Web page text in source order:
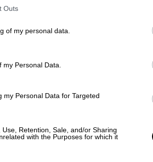
Outs
of my personal data.
Personal Data.
Personal Data for Targeted
Retention, Sale, and/or Sharing
with the Purposes for which it
da luz verde al
España, poniendo el foco en los
octubre de 2021